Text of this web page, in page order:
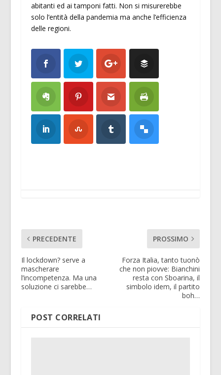
abitanti ed ai tamponi fatti. Non si misurerebbe
solo l’entità della pandemia ma anche l’efficienza
delle regioni.
PRECEDENTE
Il lockdown? serve a
mascherare
l’incompetenza. Ma una
soluzione ci sarebbe…
PROSSIMO
Forza Italia, tanto tuonò
che non piovve: Bianchini
resta con Sboarina, il
simbolo idem, il partito
boh…
POST CORRELATI